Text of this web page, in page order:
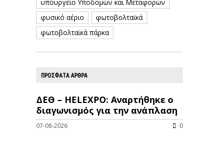
υπουργείο Υποδομών και Μεταφορών
φυσικό αέριο
φωτοβολταϊκά
φωτοβολταϊκά πάρκα
ΠΡΟΣΦΑΤΑ ΑΡΘΡΑ
ΔΕΘ – HELEXPO: Αναρτήθηκε ο
διαγωνισμός για την ανάπλαση
07-08-2026 0